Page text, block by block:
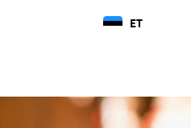
ET